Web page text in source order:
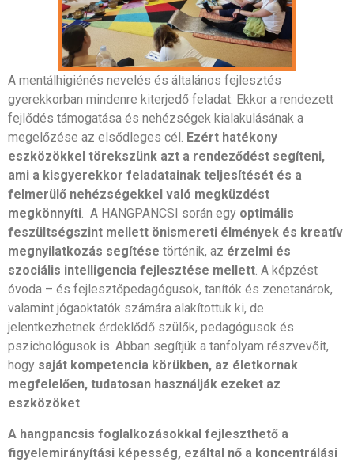
A mentálhigiénés nevelés és általános fejlesztés
gyerekkorban mindenre kiterjedő feladat. Ekkor a rendezett
fejlődés támogatása és nehézségek kialakulásának a
megelőzése az elsődleges cél. Ezért hatékony
eszközökkel törekszünk azt a rendeződést segíteni,
ami a kisgyerekkor feladatainak teljesítését és a
felmerülő nehézségekkel való megküzdést
megkönnyíti. A HANGPANCSI során egy optimális
feszültségszint mellett önismereti élmények és kreatív
megnyilatkozás segítése történik, az érzelmi és
szociális intelligencia fejlesztése mellett. A képzést
óvoda – és fejlesztőpedagógusok, tanítók és zenetanárok,
valamint jógaoktatók számára alakítottuk ki, de
jelentkezhetnek érdeklődő szülők, pedagógusok és
pszichológusok is. Abban segítjük a tanfolyam részvevőit,
hogy saját kompetencia körükben, az életkornak
megfelelően, tudatosan használják ezeket az
eszközöket.
A hangpancsis foglalkozásokkal fejleszthető a
figyelemirányítási képesség, ezáltal nő a koncentrálási